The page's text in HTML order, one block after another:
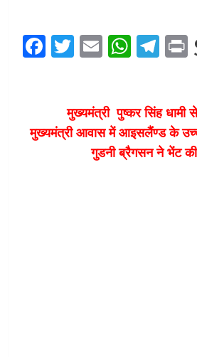
Facebook
Twitter
Email
मुख्यमंत्री पुष्कर सिंह धामी
मुख्यमंत्री आवास में आइसलैंण्ड के
गुडनी ब्रैगसन ने भेंट